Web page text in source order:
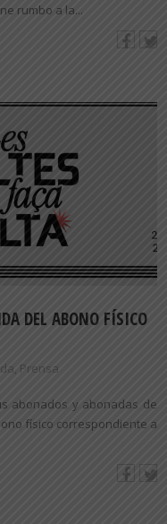
rumbo a la...
DEL ABONO FÍSICO
Prensa
abonados y abonadas de
físico correspondiente a